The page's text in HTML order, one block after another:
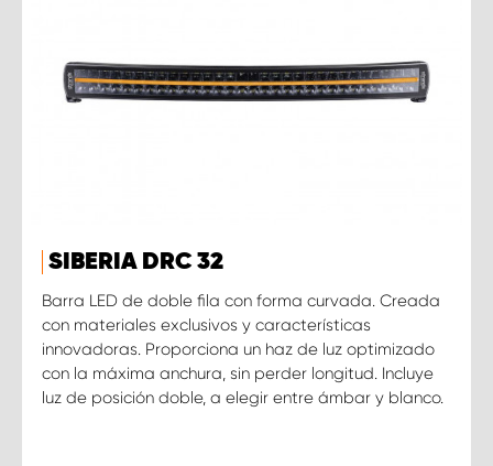
SIBERIA DRC 32
Barra LED de doble fila con forma curvada. Creada
con materiales exclusivos y características
innovadoras. Proporciona un haz de luz optimizado
con la máxima anchura, sin perder longitud. Incluye
luz de posición doble, a elegir entre ámbar y blanco.